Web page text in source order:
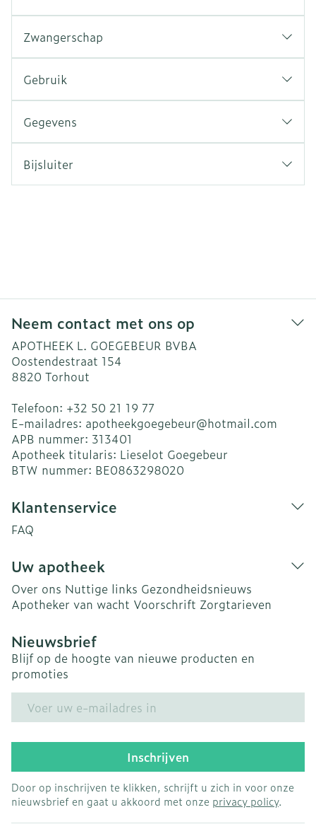
Zwangerschap
Gebruik
Gegevens
Bijsluiter
Neem contact met ons op
APOTHEEK L. GOEGEBEUR BVBA
Oostendestraat 154
8820 Torhout
Telefoon: +32 50 21 19 77
E-mailadres: apotheekgoegebeur@hotmail.com
APB nummer: 313401
Apotheek titularis: Lieselot Goegebeur
BTW nummer: BE0863298020
Klantenservice
FAQ
Uw apotheek
Over ons Nuttige links Gezondheidsnieuws
Apotheker van wacht Voorschrift Zorgtarieven
Nieuwsbrief
Blijf op de hoogte van nieuwe producten en
promoties
Inschrijven
Door op inschrijven te klikken, schrijft u zich in voor onze
nieuwsbrief en gaat u akkoord met onze privacy policy.